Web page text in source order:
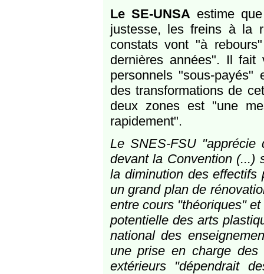
Le SE-UNSA estime
justesse, les freins à la
constats vont "à
dernières années". Il
personnels "sous-payés"
des transformations de
deux zones est "une
rapidement".
Le SNES-FSU "apprécie
devant la Convention (...)
la diminution des effectifs
un grand plan de
entre cours "théoriques"
potentielle des arts
national des
une prise en charge
extérieurs "dépendrait